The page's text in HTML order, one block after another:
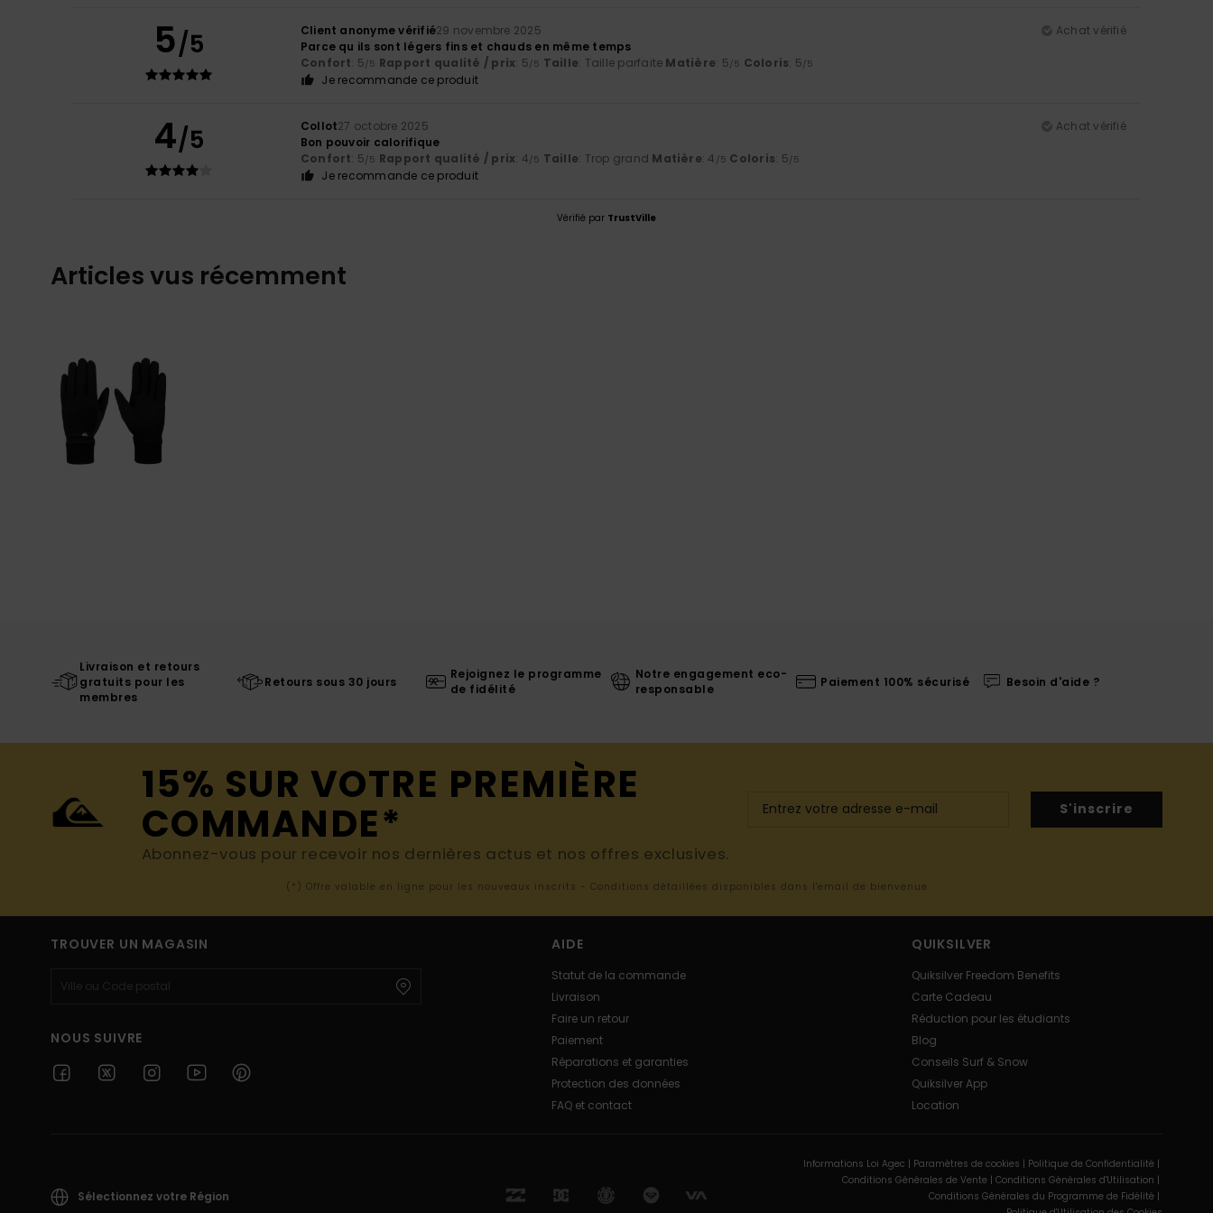
5/5 Client anonyme vérifié29 novembre 2025
Achat vérifié
Parce qu ils sont légers fins et chauds en même temps
Confort: 5/5 Rapport qualité / prix: 5/5 Taille: Taille parfaite Matière: 5/5 Coloris: 5/5
Je recommande ce produit
4/5 Collot27 octobre 2025
Achat vérifié
Bon pouvoir calorifique
Confort: 5/5 Rapport qualité / prix: 4/5 Taille: Trop grand Matière: 4 /5 Coloris: 5/5
Je recommande ce produit
Vérifié par TrustVille
Articles vus récemment
Livraison et retours
gratuits pour les
membres
Retours sous 30 jours
Rejoignez le programme
de fidélité
Notre engagement eco-
responsable
Paiement 100% sécurisé Besoin d'aide ?
15% SUR VOTRE PREMIÈRE
COMMANDE*
Abonnez-vous pour recevoir nos dernières actus et nos offres exclusives.
S'inscrire
(*) Offre valable en ligne pour les nouveaux inscrits - Conditions détaillées disponibles dans l'email de bienvenue
TROUVER UN MAGASIN
NOUS SUIVRE
AIDE
Statut de la commande
Livraison
Faire un retour
Paiement
Réparations et garanties
Protection des données
FAQ et contact
QUIKSILVER
Quiksilver Freedom Benefits
Carte Cadeau
Réduction pour les étudiants
Blog
Conseils Surf & Snow
Quiksilver App
Location
Sélectionnez votre Région
Informations Loi Agec | Paramètres de cookies | Politique de Confidentialité |
Conditions Générales de Vente | Conditions Générales d'Utilisation |
Conditions Générales du Programme de Fidélité |